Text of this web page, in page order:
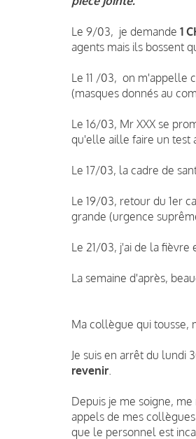
Le 9/03, je demande 1
agents mais ils bossent
Le 11 /03, on m'appelle
(masques donnés au
Le 16/03, Mr XXX se
qu'elle aille faire un test
Le 17/03, la cadre de
Le 19/03, retour du 1er
grande (urgence
Le 21/03, j'ai de la fièvre
La semaine d'après,
Ma collègue qui tousse,
Je suis en arrêt du lundi
revenir
Depuis je me soigne,
appels de mes
que le personnel est